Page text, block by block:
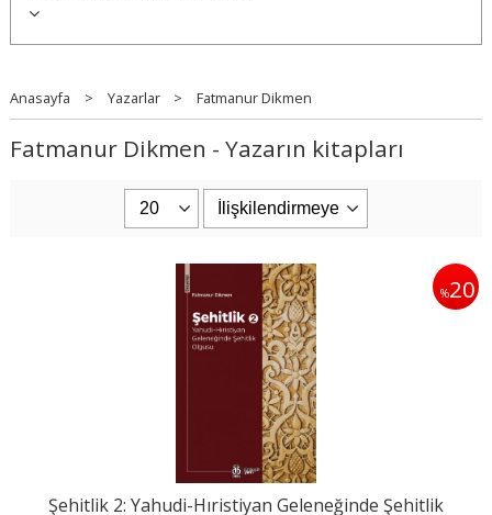
Anasayfa > Yazarlar > Fatmanur Dikmen
Fatmanur Dikmen - Yazarın kitapları
%20
Şehitlik 2: Yahudi-Hıristiyan Geleneğinde Şehitlik